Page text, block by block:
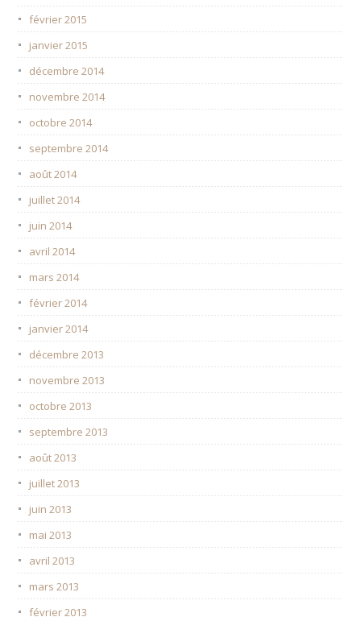
février 2015
janvier 2015
décembre 2014
novembre 2014
octobre 2014
septembre 2014
août 2014
juillet 2014
juin 2014
avril 2014
mars 2014
février 2014
janvier 2014
décembre 2013
novembre 2013
octobre 2013
septembre 2013
août 2013
juillet 2013
juin 2013
mai 2013
avril 2013
mars 2013
février 2013